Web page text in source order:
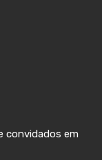
convidados em